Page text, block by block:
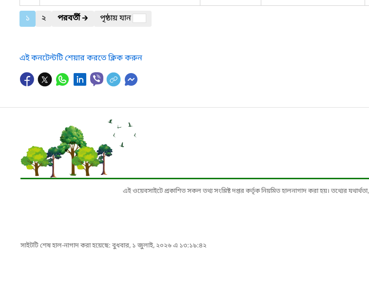
১ ২ পরবর্তী🡲
পৃষ্ঠায় যান
এই কনটেন্টটি শেয়ার করতে ক্লিক করুন
এই ওয়েবসাইটে প্রকাশিত সকল তথ্য সংশ্লিষ্ট দপ্তর কর্তৃক নিয়মিত হালনাগাদ করা হয়। তথ্যের যথার্থতা,
সাইটটি শেষ হাল-নাগাদ করা হয়েছে: বুধবার, ১ জুলাই, ২০২৬ এ ১৩:১৯:৪২